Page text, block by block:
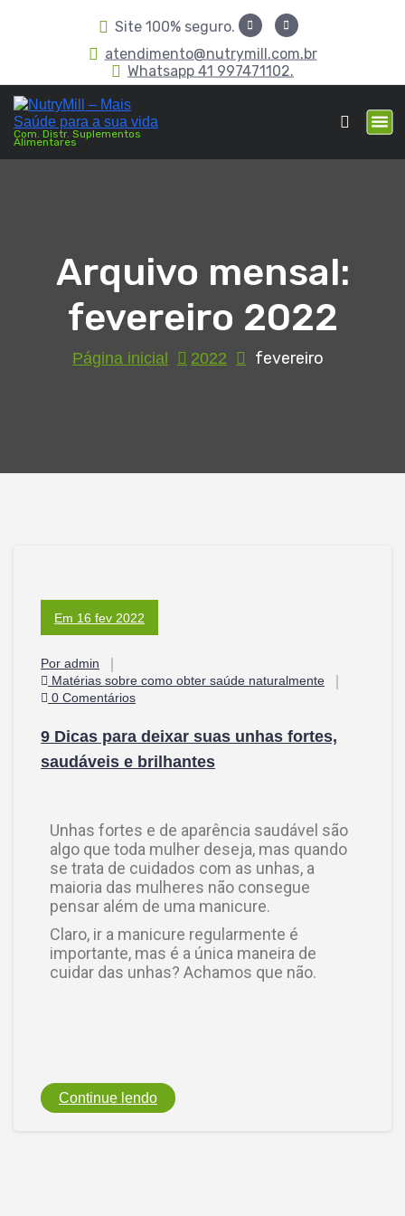
Site 100% seguro.
atendimento@nutrymill.com.br
Whatsapp 41 997471102.
Com. Distr. Suplementos
Alimentares
Arquivo mensal:
fevereiro 2022
Página inicial 2022 fevereiro
Em 16 fev 2022
Por admin
Matérias sobre como obter saúde naturalmente
0 Comentários
9 Dicas para deixar suas unhas fortes,
saudáveis e brilhantes
Unhas fortes e de aparência saudável são
algo que toda mulher deseja, mas quando
se trata de cuidados com as unhas, a
maioria das mulheres não consegue
pensar além de uma manicure.
Claro, ir a manicure regularmente é
importante, mas é a única maneira de
cuidar das unhas? Achamos que não.
Continue lendo